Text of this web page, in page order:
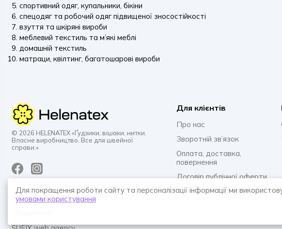
спортивний одяг, купальники, бікіни
спецодяг та робочий одяг підвищеної зносостійкості
взуття та шкіряні вироби
меблевий текстиль та м’які меблі
домашній текстиль
матраци, квілтинг, багатошарові вироби
Для клієнтів
Про нас
Зворотній зв’язок
Оплата, доставка,
повернення
Договір публічної оферти
Політика конфіденційності
© 2026 HELENATEX «Ґудзики, вішаки, нитки.
Власне виробництво. Все для швейної
справи.»
Для покращення роботи сайту та персоналізації інформації ми
умовами користування